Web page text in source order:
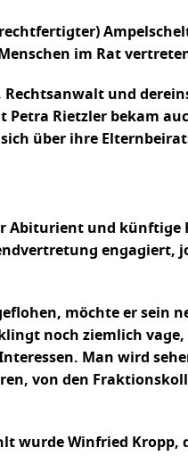
im Rat
Rechtsanwalt und
Petra Rietzler bekam
über ihre
Abiturient und
möchte er
klingt noch ziemlich
Man wird
von den
wurde Winfried